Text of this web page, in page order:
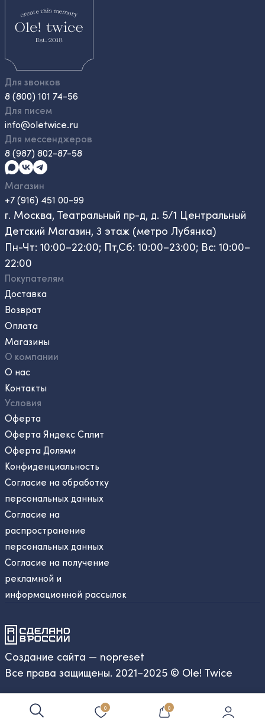
0 0
Для звонков
8 (800) 101 74-56
Для писем
info@oletwice.ru
Для мессенджеров
8 (987) 802-87-58
Магазин
+7 (916) 451 00-99
г. Москва, Театральный пр-д, д. 5/1 Центральный
Детский Магазин, 3 этаж (метро Лубянка)
Пн-Чт: 10:00–22:00; Пт,Сб: 10:00–23:00; Вс: 10:00–
22:00
Покупателям
Доставка
Возврат
Оплата
Магазины
О компании
О нас
Контакты
Условия
Оферта
Оферта Яндекс Сплит
Оферта Долями
Конфиденциальность
Согласие на обработку
персональных данных
Согласие на
распространение
персональных данных
Согласие на получение
рекламной и
информационной рассылок
Создание сайта — nopreset
Все права защищены. 2021–2025 © Ole! Twice